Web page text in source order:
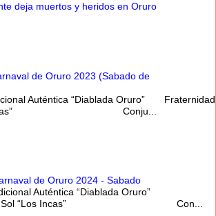
deja muertos y heridos en Oruro
de Oruro 2023 (Sabado de
Auténtica “Diablada Oruro” Fraternidad
Incas” Conju...
de Oruro 2024 - Sabado
Auténtica “Diablada Oruro”
del Sol “Los Incas” Con...